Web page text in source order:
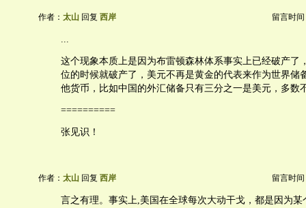
作者： 太山 回复 西岸 留言时间
...
这个现象本质上是因为布雷顿森林体系事实上已经破产了
位的时候就破产了，美元不再是黄金的代表来作为世界储
他货币，比如中国的外汇储备只有三分之一是美元，多数
==========
张见识！
作者： 太山 回复 西岸 留言时间
言之有理。事实上,美国在全球每次大动干戈，都是因为某